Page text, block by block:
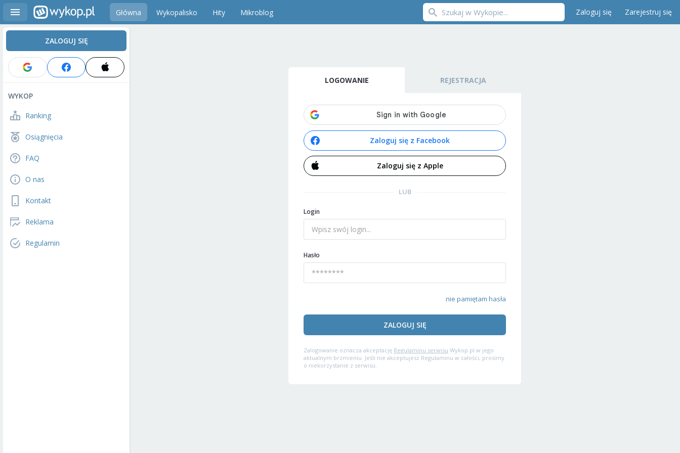
Główna Wykopalisko Hity Mikroblog Zaloguj się Zarejestruj się
ZALOGUJ SIĘ
WYKOP
Ranking
Osiągnięcia
FAQ
O nas
Kontakt
Reklama
Regulamin
LOGOWANIE REJESTRACJA
Zaloguj się z Facebook
Zaloguj się z Apple
LUB
Login
Hasło
nie pamiętam hasła
ZALOGUJ SIĘ
Zalogowanie oznacza akceptację Regulaminu serwisu Wykop.pl w jego
aktualnym brzmieniu. Jeśli nie akceptujesz Regulaminu w całości, prosimy
o niekorzystanie z serwisu.